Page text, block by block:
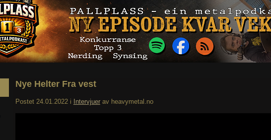
Nye Helter Fra vest
Postet 24.01.2022 i Intervjuer av heavymetal.no